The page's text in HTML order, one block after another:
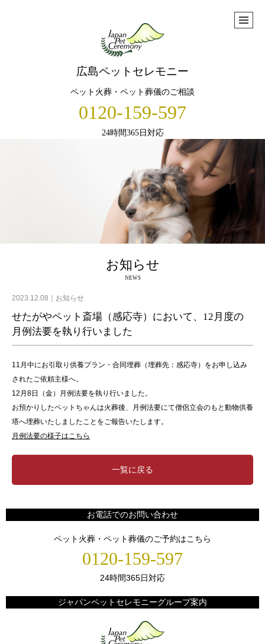
広島ペットセレモニー
ペット火葬・ペット葬儀のご相談
0120-159-597
24時間365日対応
お知らせ
NEWS
2023.12.08 お知らせ
せたがやペット斎場（感応寺）において、12月度の
月例法要を執り行いました
11月中にお引取り供養プラン・合同埋葬（埋葬先：感応寺）をお申し込み
されたご依頼主様へ。
12月8日（金）月例法要を執り行いました。
お預かりしたペットちゃんは火葬後、月例法要にて僧侶立会のもと動物供養
塔へ埋葬いたしましたことをご報告いたします。
月例法要の様子はこちら
一覧に戻る
お電話でのお問い合わせ
ペット火葬・ペット葬儀のご予約はこちら
0120-159-597
24時間365日対応
ジャパンペットセレモニーグループ案内